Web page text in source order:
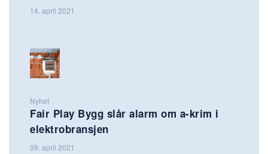
14. april 2021
Nyhet
Fair Play Bygg slår alarm om a-krim i
elektrobransjen
09. april 2021